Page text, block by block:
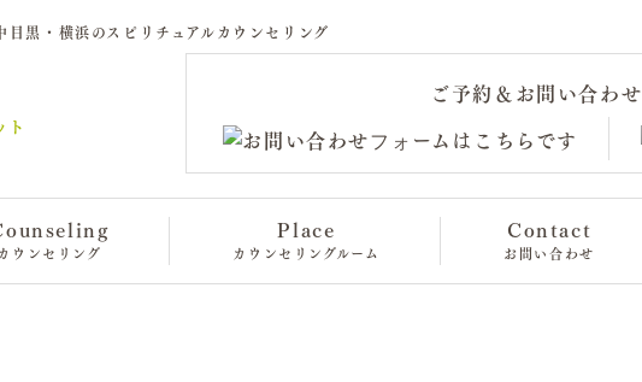
黒・横浜のスピリチュアルカウンセリング
ご予約＆お問い合わせ
カウンセリング
Place
カウンセリングルーム
Contact
お問い合わせ